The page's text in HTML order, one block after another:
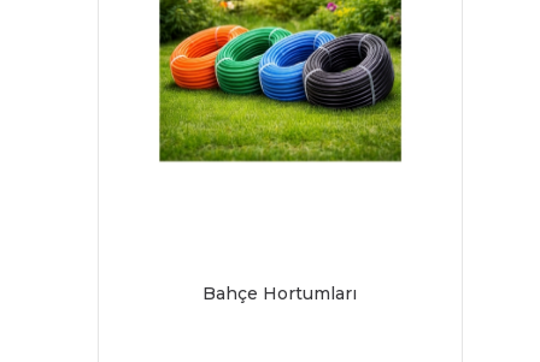
Bahçe Hortumları